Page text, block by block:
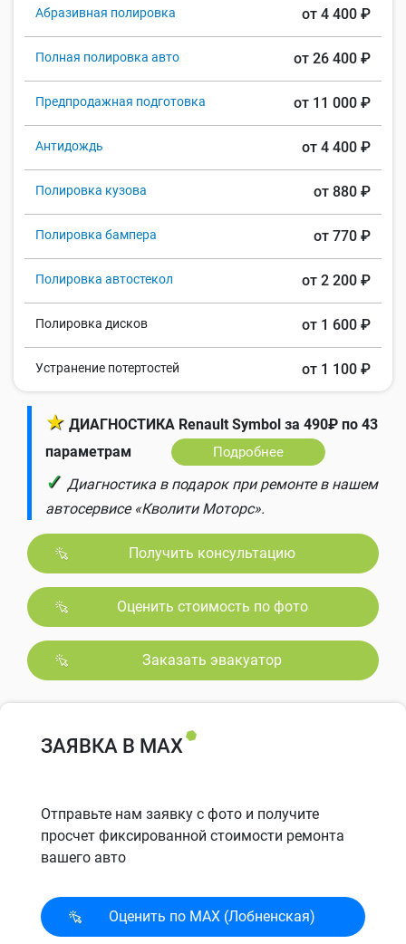
Абразивная полировка от 4 400 ₽
Полная полировка авто от 26 400 ₽
Предпродажная подготовка от 11 000 ₽
Антидождь от 4 400 ₽
Полировка кузова от 880 ₽
Полировка бампера от 770 ₽
Полировка автостекол от 2 200 ₽
Полировка дисков от 1 600 ₽
Устранение потертостей от 1 100 ₽
★ ДИАГНОСТИКА Renault Symbol за 490₽ по 43
параметрам
Подробнее
✓ Диагностика в подарок при ремонте в нашем
автосервисе «Кволити Моторс».
Получить консультацию
Оценить стоимость по фото
Заказать эвакуатор
ЗАЯВКА В MAX
Отправьте нам заявку с фото и получите
просчет фиксированной стоимости ремонта
вашего авто
Оценить по MAX (Лобненская)